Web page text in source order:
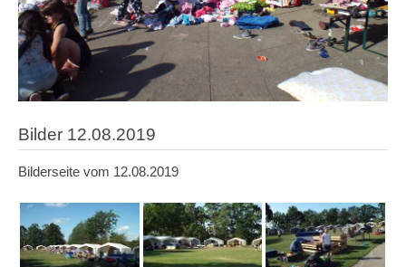
Bilder 12.08.2019
Bilderseite vom 12.08.2019